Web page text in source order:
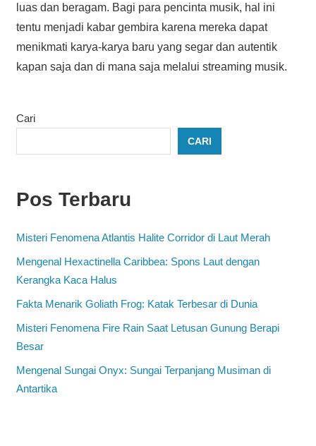
luas dan beragam. Bagi para pencinta musik, hal ini
tentu menjadi kabar gembira karena mereka dapat
menikmati karya-karya baru yang segar dan autentik
kapan saja dan di mana saja melalui streaming musik.
Cari
CARI
Pos Terbaru
Misteri Fenomena Atlantis Halite Corridor di Laut Merah
Mengenal Hexactinella Caribbea: Spons Laut dengan
Kerangka Kaca Halus
Fakta Menarik Goliath Frog: Katak Terbesar di Dunia
Misteri Fenomena Fire Rain Saat Letusan Gunung Berapi
Besar
Mengenal Sungai Onyx: Sungai Terpanjang Musiman di
Antartika